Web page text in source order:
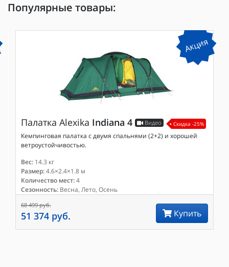
Популярные товары:
Акция
Палатка Alexika Indiana 4 Видео Скидка -25%
Кемпинговая палатка с двумя спальнями (2+2) и хорошей
ветроустойчивостью.
Вес: 14.3 кг
Размер:4.6×2.4×1.8 м
Количество мест:4
Сезонность: Весна, Лето, Осень
68 499 руб.
51 374 руб. Купить